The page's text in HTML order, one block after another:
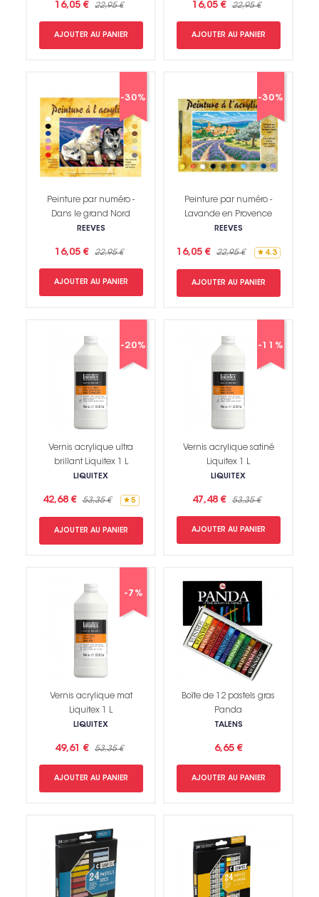
16,05 € 22,95 €
AJOUTER AU PANIER
16,05 € 22,95 €
AJOUTER AU PANIER
-30%
Peinture par numéro -
Dans le grand Nord
REEVES
16,05 € 22,95 €
AJOUTER AU PANIER
-30%
Peinture par numéro -
Lavande en Provence
REEVES
16,05 € 22,95 € 4.3
AJOUTER AU PANIER
-20%
Vernis acrylique ultra
brillant Liquitex 1 L
LIQUITEX
42,68 € 53,35 € 5
AJOUTER AU PANIER
-11%
Vernis acrylique satiné
Liquitex 1 L
LIQUITEX
47,48 € 53,35 €
AJOUTER AU PANIER
-7%
Vernis acrylique mat
Liquitex 1 L
LIQUITEX
49,61 € 53,35 €
AJOUTER AU PANIER
Boîte de 12 pastels gras
Panda
TALENS
6,65 €
AJOUTER AU PANIER